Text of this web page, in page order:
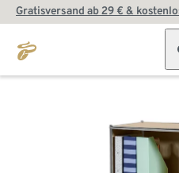
Gratisversand ab 29 € &